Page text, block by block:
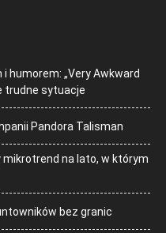
humorem: „Very Awkward
trudne sytuacje
Pandora Talisman
mikrotrend na lato, w którym
bez granic